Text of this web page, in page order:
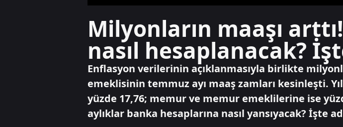
Milyonların maaşı
nasıl hesaplanacak?
Enflasyon verilerinin açıklanmasıyla birlikte
emeklisinin temmuz ayı maaş zamları kesinleşti.
yüzde 17,76; memur ve memur emeklilerine ise
aylıklar banka hesaplarına nasıl yansıyacak? İşte